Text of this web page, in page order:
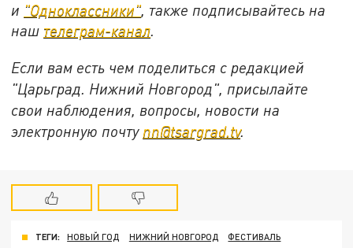
и "Одноклассники", также подписывайтесь на
наш телеграм-канал.
Если вам есть чем поделиться с редакцией
"Царьград. Нижний Новгород", присылайте
свои наблюдения, вопросы, новости на
электронную почту nn@tsargrad.tv.
ТЕГИ: НОВЫЙ ГОД НИЖНИЙ НОВГОРОД
ФЕСТИВАЛЬ